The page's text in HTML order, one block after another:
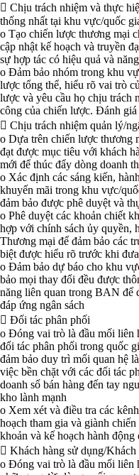
 Chịu trách nhiệm và thực
thống nhất tại khu vực/quốc
o Tạo chiến lược thương mại
cập nhật kế hoạch và truyền
sự hợp tác có hiệu quả và
o Đảm bảo nhóm trong khu
lược tổng thể, hiểu rõ vai trò
lược và yêu cầu họ chịu trách
công của chiến lược. Đánh
 Chịu trách nhiệm quản lý/
o Dựa trên chiến lược thương
đạt được mục tiêu với khách
mới để thúc đẩy dòng doanh
o Xác định các sáng kiến,
khuyến mãi trong khu vực/
đảm bảo được phê duyệt và
o Phê duyệt các khoản chiết
hợp với chính sách ủy quyền,
Thương mại để đảm bảo các
biệt được hiểu rõ trước khi
o Đảm bảo dự báo cho khu
bảo mọi thay đổi đều được
năng liên quan trong BAN để
đáp ứng ngân sách
 Đối tác phân phối
o Đóng vai trò là đầu mối liên
đối tác phân phối trong quốc
đảm bảo duy trì mối quan hệ
việc bền chặt với các đối tác
doanh số bán hàng đến tay
kho lành mạnh
o Xem xét và điều tra các
hoạch tham gia và giành
khoản và kế hoạch hành
 Khách hàng sử dụng/Khách
o Đóng vai trò là đầu mối liên